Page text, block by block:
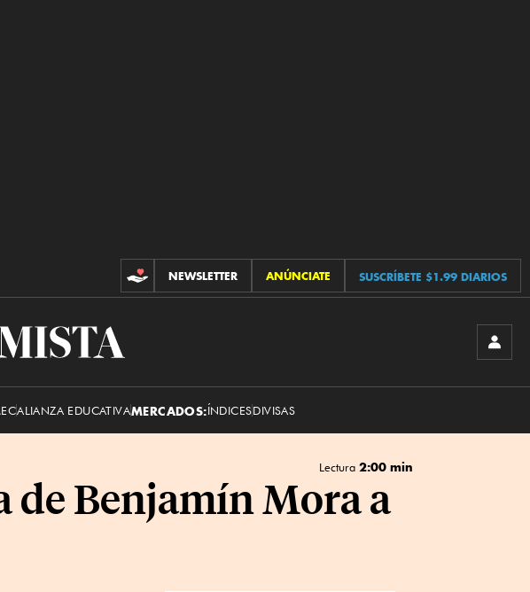
CONTRIBUCIONES
NEWSLETTER ANÚNCIATE SUSCRÍBETE $1.99 DIARIOS
ALIANZA EDUCATIVAMERCADOS:ÍNDICESDIVISAS
Lectura 2:00 min
de Benjamín Mora a